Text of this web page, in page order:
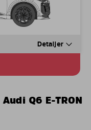
Detaljer
Q6 E-TRON